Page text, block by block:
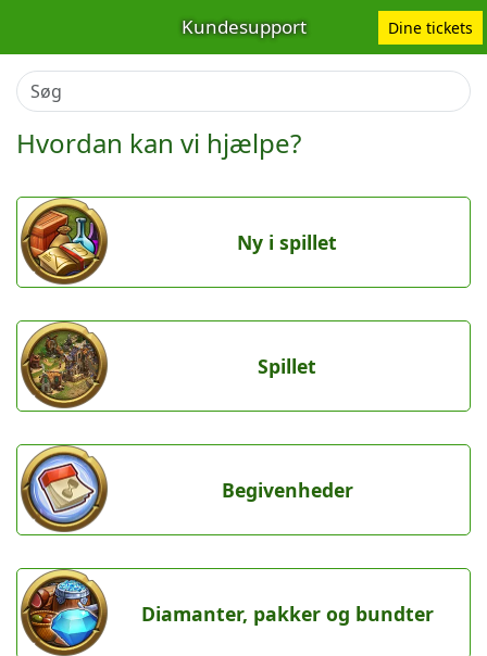
Kundesupport Dine tickets
Hvordan kan vi hjælpe?
Ny i spillet
Spillet
Begivenheder
Diamanter, pakker og bundter